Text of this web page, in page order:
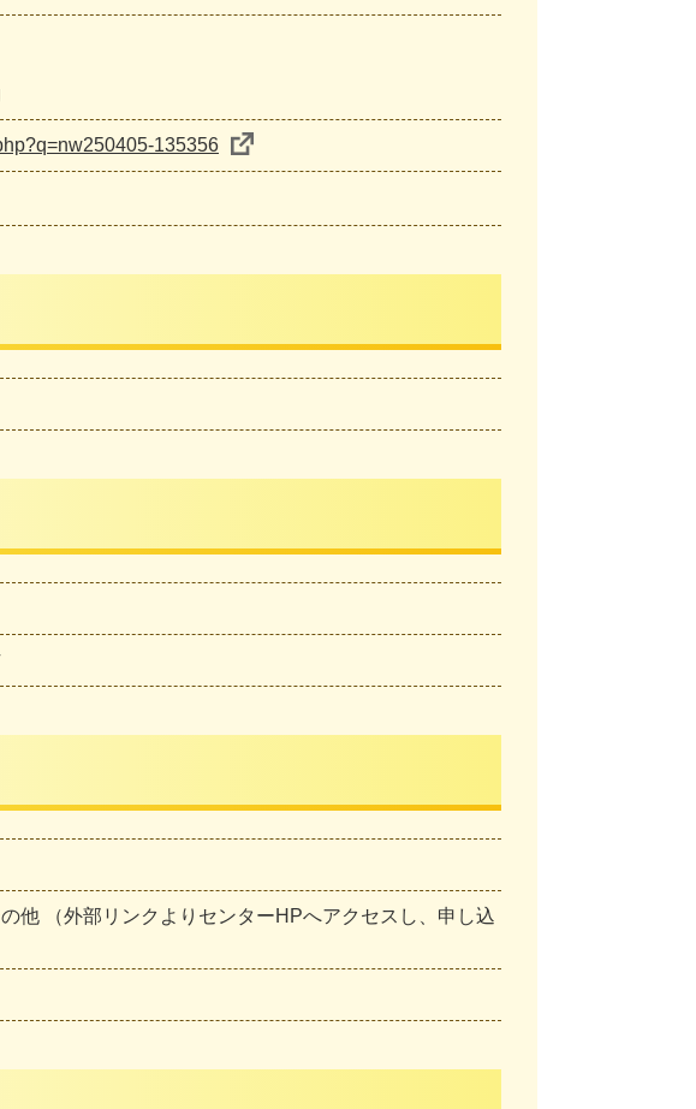
135356
他 （外部リンクよりセンターHPへアクセスし、申し込